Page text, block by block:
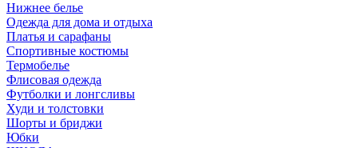
Нижнее белье
Одежда для дома и отдыха
Платья и сарафаны
Спортивные костюмы
Термобелье
Флисовая одежда
Футболки и лонгсливы
Худи и толстовки
Шорты и бриджи
Юбки